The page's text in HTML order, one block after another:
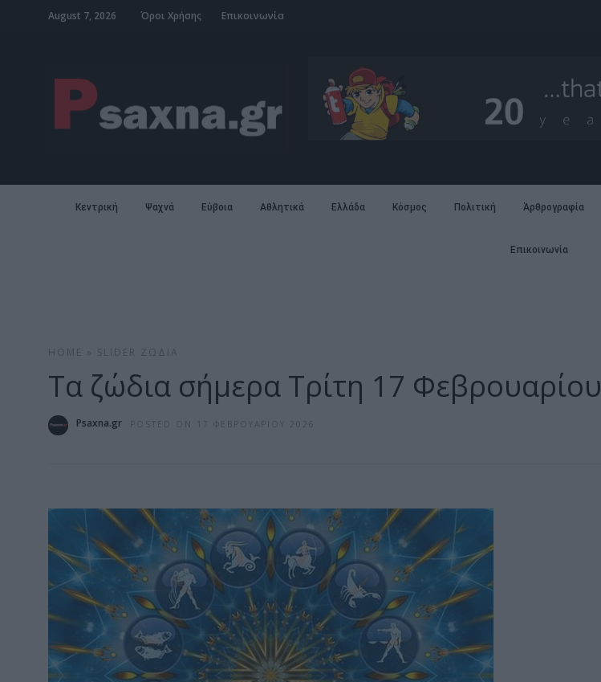
August 7, 2026 Όροι Χρήσης Επικοινωνία
Κεντρική Ψαχνά Εύβοια Αθλητικά Ελλάδα Κόσμος Πολιτική Άρθρογραφία
Επικοινωνία
HOME SLIDER ΖΏΔΙΑ
Τα ζώδια σήμερα Τρίτη 17 Φεβρουαρίου
Psaxna.gr POSTED ON 17 ΦΕΒΡΟΥΑΡΊΟΥ 2026